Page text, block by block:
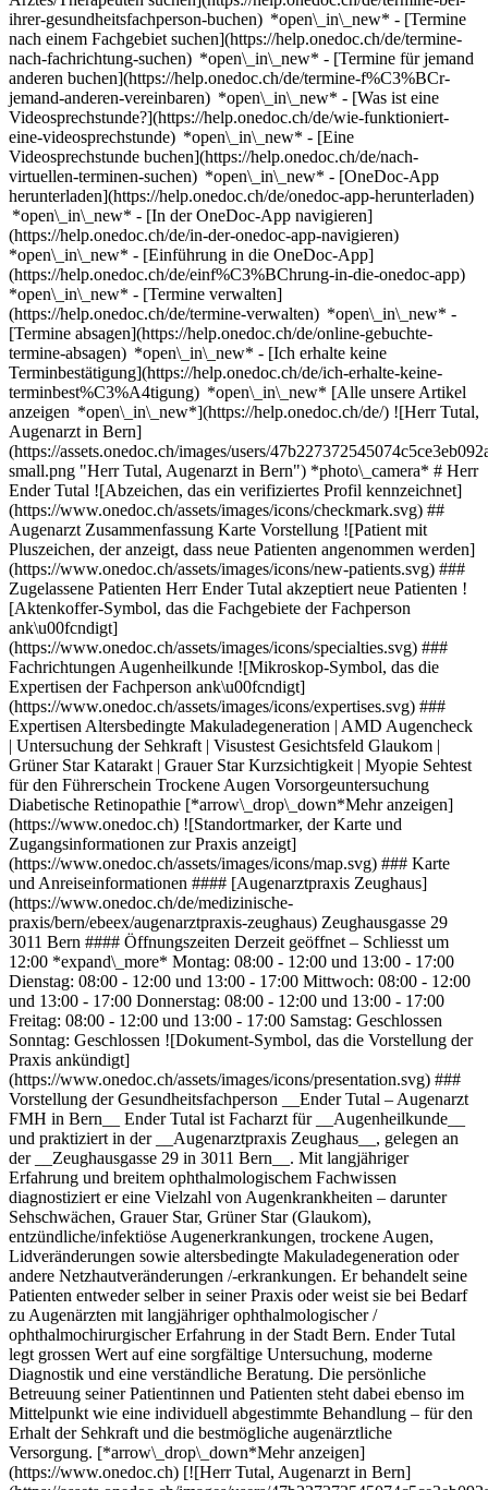
ihrer-gesundheitsfachperson-buchen) *open\_in\_new* - [Termine
nach einem Fachgebiet suchen](https://help.onedoc.ch/de/termine-
nach-fachrichtung-suchen) *open\_in\_new* - [Termine für jemand
anderen buchen](https://help.onedoc.ch/de/termine-f%C3%BCr-
jemand-anderen-vereinbaren) *open\_in\_new* - [Was ist eine
Videosprechstunde?](https://help.onedoc.ch/de/wie-funktioniert-
eine-videosprechstunde) *open\_in\_new* - [Eine
Videosprechstunde buchen](https://help.onedoc.ch/de/nach-
virtuellen-terminen-suchen) *open\_in\_new* - [OneDoc-App
herunterladen](https://help.onedoc.ch/de/onedoc-app-herunterladen)
*open\_in\_new* - [In der OneDoc-App navigieren]
(https://help.onedoc.ch/de/in-der-onedoc-app-navigieren)
*open\_in\_new* - [Einführung in die OneDoc-App]
(https://help.onedoc.ch/de/einf%C3%BChrung-in-die-onedoc-app)
*open\_in\_new* - [Termine verwalten]
(https://help.onedoc.ch/de/termine-verwalten) *open\_in\_new* -
[Termine absagen](https://help.onedoc.ch/de/online-gebuchte-
termine-absagen) *open\_in\_new* - [Ich erhalte keine
Terminbestätigung](https://help.onedoc.ch/de/ich-erhalte-keine-
terminbest%C3%A4tigung) *open\_in\_new* [Alle unsere Artikel
anzeigen *open\_in\_new*](https://help.onedoc.ch/de/) ![Herr Tutal,
Augenarzt in Bern]
(https://assets.onedoc.ch/images/users/
small.png "Herr Tutal, Augenarzt in Bern") *photo\_camera* # Herr
Ender Tutal ![Abzeichen, das ein verifiziertes Profil kennzeichnet]
(https://www.onedoc.ch/assets/images/icons/checkmark.svg) ##
Augenarzt Zusammenfassung Karte Vorstellung ![Patient mit
Pluszeichen, der anzeigt, dass neue Patienten angenommen werden]
(https://www.onedoc.ch/assets/images/icons/new-patients.svg) ###
Zugelassene Patienten Herr Ender Tutal akzeptiert neue Patienten !
[Aktenkoffer-Symbol, das die Fachgebiete der Fachperson
ank\u00fcndigt]
(https://www.onedoc.ch/assets/images/icons/specialties.svg) ###
Fachrichtungen Augenheilkunde ![Mikroskop-Symbol, das die
Expertisen der Fachperson ank\u00fcndigt]
(https://www.onedoc.ch/assets/images/icons/expertises.svg) ###
Expertisen Altersbedingte Makuladegeneration | AMD Augencheck
| Untersuchung der Sehkraft | Visustest Gesichtsfeld Glaukom |
Grüner Star Katarakt | Grauer Star Kurzsichtigkeit | Myopie Sehtest
für den Führerschein Trockene Augen Vorsorgeuntersuchung
Diabetische Retinopathie [*arrow\_drop\_down*Mehr anzeigen]
(https://www.onedoc.ch) ![Standortmarker, der Karte und
Zugangsinformationen zur Praxis anzeigt]
(https://www.onedoc.ch/assets/images/icons/map.svg) ### Karte
und Anreiseinformationen #### [Augenarztpraxis Zeughaus]
(https://www.onedoc.ch/de/medizinische-
praxis/bern/ebeex/augenarztpraxis-zeughaus) Zeughausgasse 29
3011 Bern #### Öffnungszeiten Derzeit geöffnet – Schliesst um
12:00 *expand\_more* Montag: 08:00 - 12:00 und 13:00 - 17:00
Dienstag: 08:00 - 12:00 und 13:00 - 17:00 Mittwoch: 08:00 - 12:00
und 13:00 - 17:00 Donnerstag: 08:00 - 12:00 und 13:00 - 17:00
Freitag: 08:00 - 12:00 und 13:00 - 17:00 Samstag: Geschlossen
Sonntag: Geschlossen ![Dokument-Symbol, das die Vorstellung der
Praxis ankündigt]
(https://www.onedoc.ch/assets/images/icons/presentation.svg) ###
Vorstellung der Gesundheitsfachperson __Ender Tutal – Augenarzt
FMH in Bern__ Ender Tutal ist Facharzt für __Augenheilkunde__
und praktiziert in der __Augenarztpraxis Zeughaus__, gelegen an
der __Zeughausgasse 29 in 3011 Bern__. Mit langjähriger
Erfahrung und breitem ophthalmologischem Fachwissen
diagnostiziert er eine Vielzahl von Augenkrankheiten – darunter
Sehschwächen, Grauer Star, Grüner Star (Glaukom),
entzündliche/infektiöse Augenerkrankungen, trockene Augen,
Lidveränderungen sowie altersbedingte Makuladegeneration oder
andere Netzhautveränderungen /-erkrankungen. Er behandelt seine
Patienten entweder selber in seiner Praxis oder weist sie bei Bedarf
zu Augenärzten mit langjähriger ophthalmologischer /
ophthalmochirurgischer Erfahrung in der Stadt Bern. Ender Tutal
legt grossen Wert auf eine sorgfältige Untersuchung, moderne
Diagnostik und eine verständliche Beratung. Die persönliche
Betreuung seiner Patientinnen und Patienten steht dabei ebenso im
Mittelpunkt wie eine individuell abgestimmte Behandlung – für den
Erhalt der Sehkraft und die bestmögliche augenärztliche
Versorgung. [*arrow\_drop\_down*Mehr anzeigen]
(https://www.onedoc.ch) [![Herr Tutal, Augenarzt in Bern]